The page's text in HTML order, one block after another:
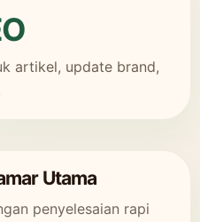
artikel, update brand,
Utama
penyelesaian rapi